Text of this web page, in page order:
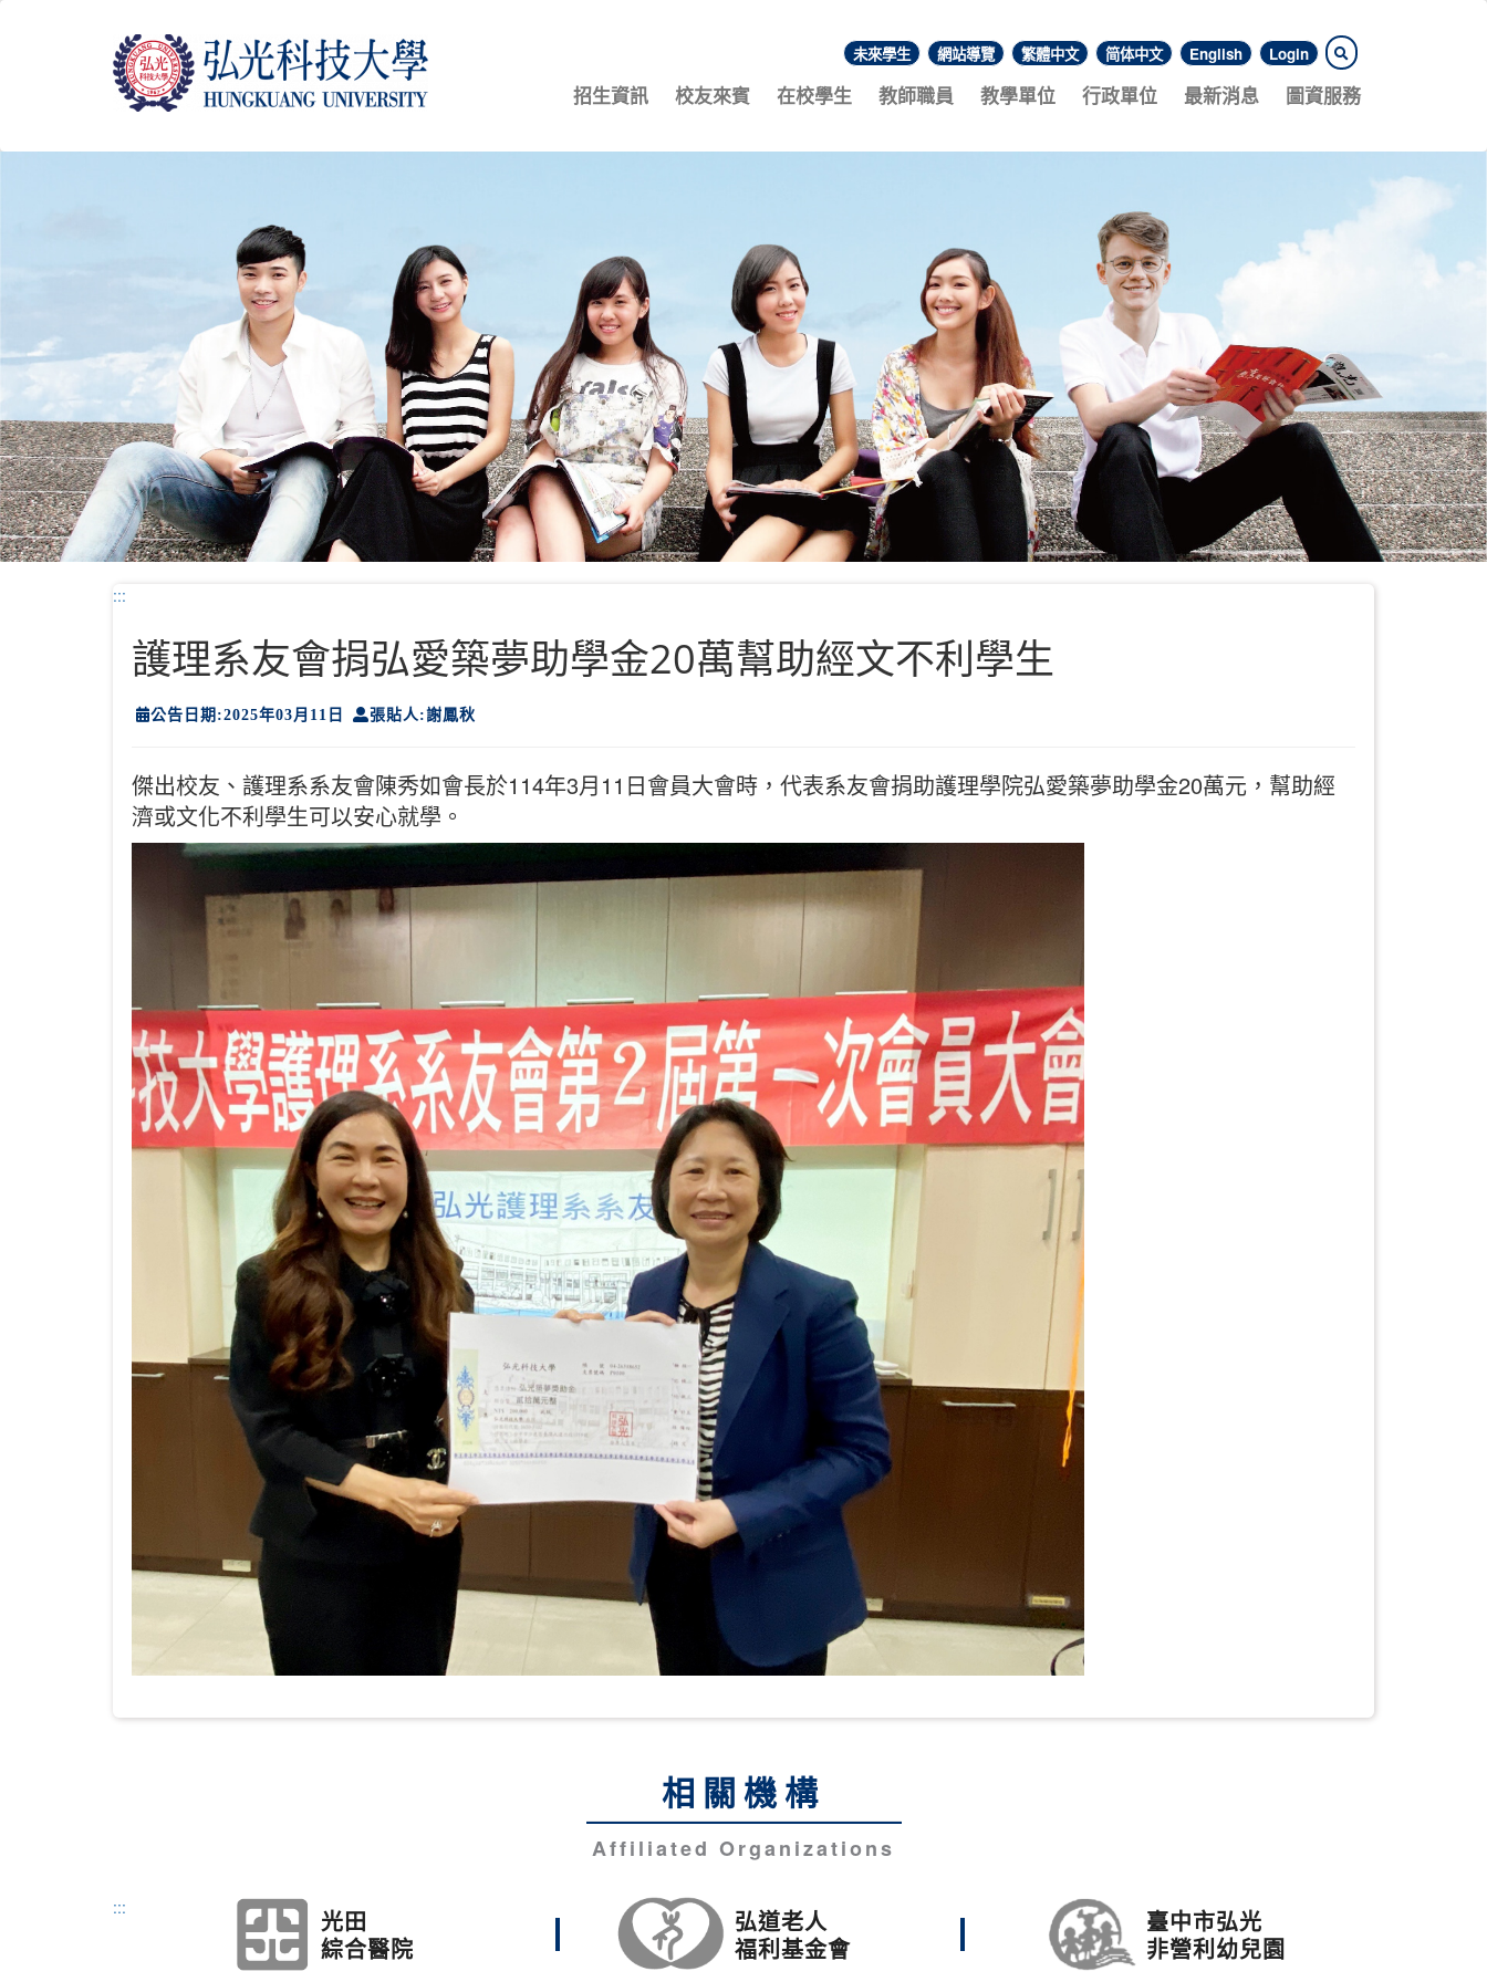
內
:::
未來學生 網站導覽 繁體中文 简体中文 English Login
招生資訊 校友來賓 在校學生 教師職員 教學單位 行政單位 最新消息 圖資服務
:::
護理系友會捐弘愛築夢助學金20萬幫助經文不利學生
公告日期:2025年03月11日 張貼人:謝鳳秋
傑出校友、護理系系友會陳秀如會長於114年3月11日會員大會時，代表系友會捐助護理學院弘愛築夢助學金20萬元，幫助經
濟或文化不利學生可以安心就學。
相關機構
Affiliated Organizations
:::
光田
綜合醫院
弘道老人
福利基金會
臺中市弘光
非營利幼兒園